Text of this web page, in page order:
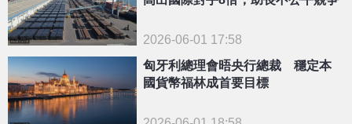
2026-06-01 17:58
匈牙利總理會晤央行總裁 穩定本
國貨幣福林成首要目標